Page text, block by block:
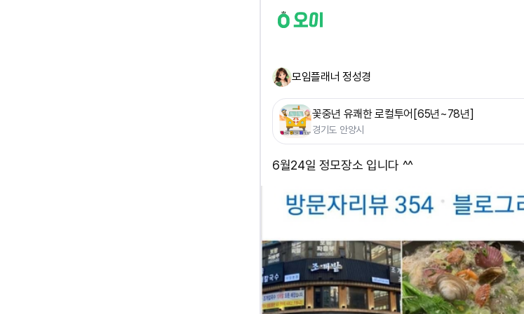
모임플래너 정성경
꽃중년 유쾌한 로컬투어[65년~78년]
경기도 안양시
6월24일 정모장소 입니다 ^^